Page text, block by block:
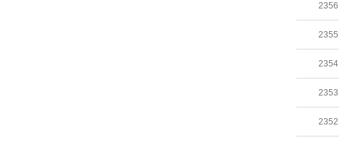
2356
2355
2354
2353
2352